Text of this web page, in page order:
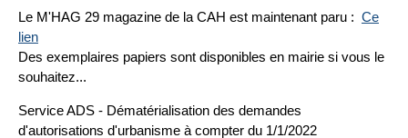
Le M'HAG 29 magazine de la CAH est maintenant paru : Ce
lien
Des exemplaires papiers sont disponibles en mairie si vous le
souhaitez...
Service ADS - Dématérialisation des demandes
d'autorisations d'urbanisme à compter du 1/1/2022